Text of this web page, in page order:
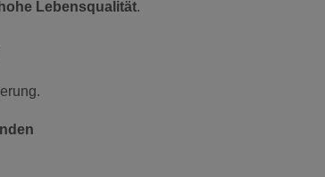
Lebensqualität.